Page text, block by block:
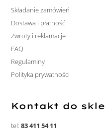
Składanie zamówień
Dostawa i płatność
Zwroty i reklamacje
FAQ
Regulaminy
Polityka prywatności
Kontakt do
tel: 83 411 54 11